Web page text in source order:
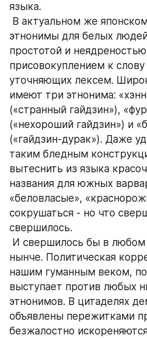
языка.
этнонимы для белых
простотой и
присовокуплением к слову
уточняющих лексем.
имеют три этнонима:
(«странный гайдзин»),
(«нехороший гайдзин») и
(«гайдзин-дурак»). Даже
таким бледным
вытеснить из языка
названия для южных
«беловласые»,
сокрушаться - но что
свершилось.
нынче. Политическая
нашим гуманным веком,
выступает против любых
этнонимов. В цитаделях
объявлены пережитками
безжалостно